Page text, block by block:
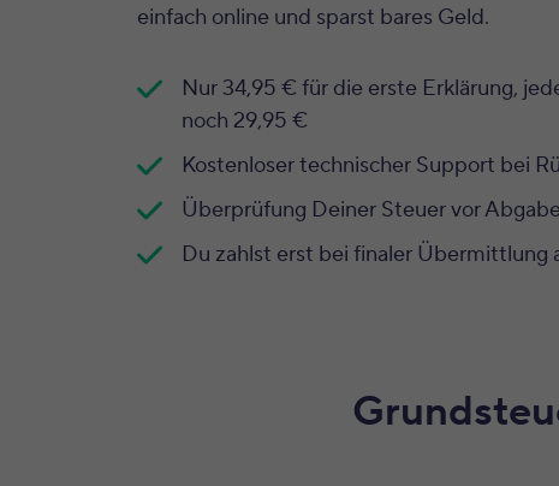
einfach online und sparst bares Geld.
Nur 34,95 € für die erste Erklärung,
noch 29,95 €
Kostenloser technischer Support bei
Überprüfung Deiner Steuer vor
Du zahlst erst bei finaler Übermittlung